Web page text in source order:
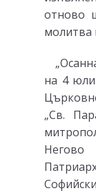
отново
молитва
на 4 юли
„Св.